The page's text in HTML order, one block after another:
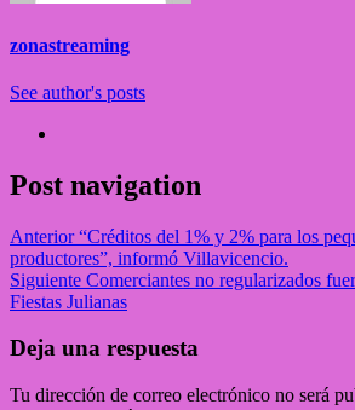
zonastreaming
See author's posts
Post navigation
Anterior“Créditos del 1% y 2% para los
productores”, informó Villavicencio.
Siguiente Comerciantes no regularizados
Fiestas Julianas
Deja una respuesta
Tu dirección de correo electrónico no será